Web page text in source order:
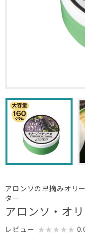
アロンソの早摘みオリ
ター
アロンソ・オ
レビュー